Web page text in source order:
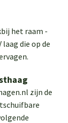
het raam -
die op de
zijn de